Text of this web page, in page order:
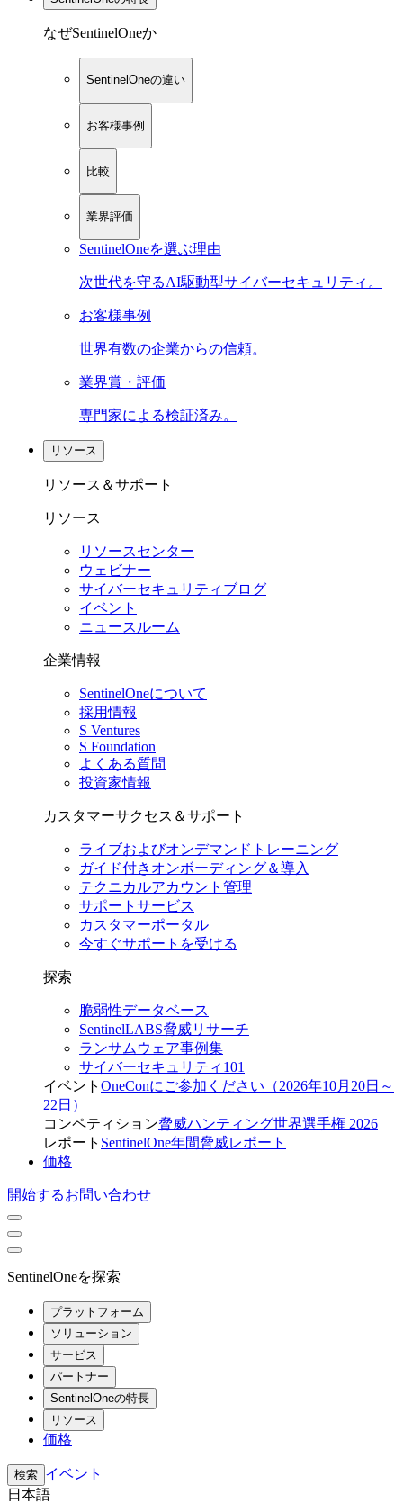
なぜSentinelOneか
SentinelOneの違い
お客様事例
比較
業界評価
SentinelOneを選ぶ理由
次世代を守るAI駆動型サイバーセキュリティ。
お客様事例
世界有数の企業からの信頼。
業界賞・評価
専門家による検証済み。
リソース
リソース＆サポート
リソース
リソースセンター
ウェビナー
サイバーセキュリティブログ
イベント
ニュースルーム
企業情報
SentinelOneについて
採用情報
S Ventures
S Foundation
よくある質問
投資家情報
カスタマーサクセス＆サポート
ライブおよびオンデマンドトレーニング
ガイド付きオンボーディング＆導入
テクニカルアカウント管理
サポートサービス
カスタマーポータル
今すぐサポートを受ける
探索
脆弱性データベース
SentinelLABS脅威リサーチ
ランサムウェア事例集
サイバーセキュリティ101
イベント OneConにご参加ください（2026年10月20日～
22日）
コンペティション脅威ハンティング世界選手権 2026
レポート SentinelOne年間脅威レポート
価格
開始するお問い合わせ
SentinelOneを探索
プラットフォーム
ソリューション
サービス
パートナー
SentinelOneの特長
リソース
価格
検索 イベント
日本語